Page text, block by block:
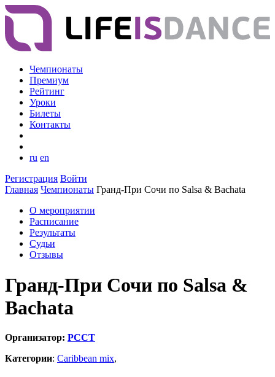
Чемпионаты
Премиум
Рейтинг
Уроки
Билеты
Контакты
ru en
Регистрация Войти
Главная Чемпионаты Гранд-При Сочи по Salsa & Bachata
О мероприятии
Расписание
Результаты
Судьи
Отзывы
Гранд-При Сочи по Salsa &
Bachata
Организатор: РССТ
Категории: Caribbean mix,